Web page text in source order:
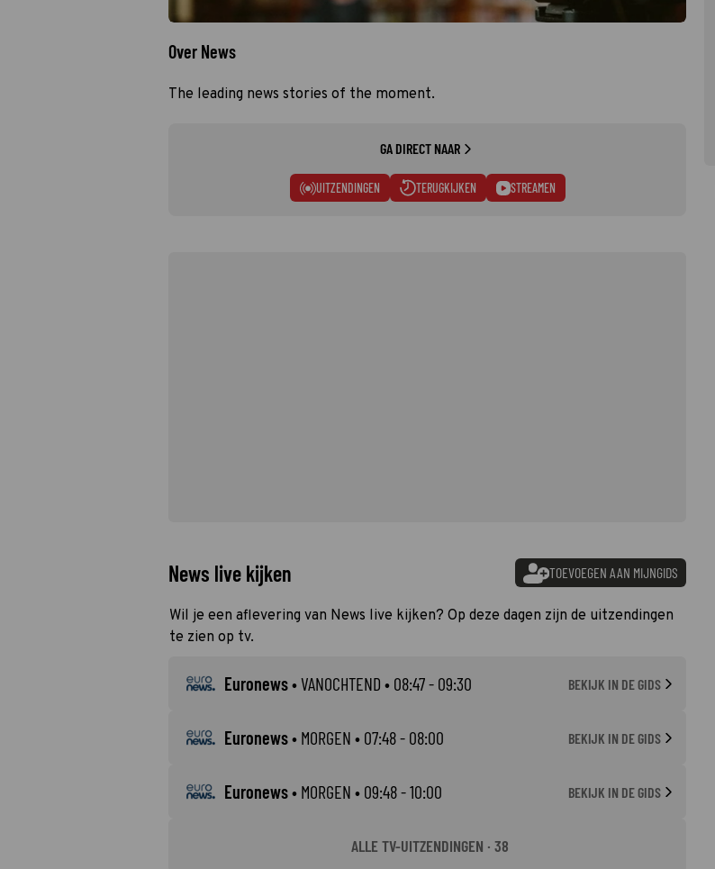
Over News
The leading news stories of the moment.
GA DIRECT NAAR
UITZENDINGEN TERUGKIJKEN STREAMEN
News live kijken TOEVOEGEN AAN MIJNGIDS
Wil je een aflevering van News live kijken? Op deze dagen zijn de uitzendingen
te zien op tv.
Euronews•VANOCHTEND • 08:47 - 09:30 BEKIJK IN DE GIDS
Euronews• MORGEN • 07:48 - 08:00 BEKIJK IN DE GIDS
Euronews• MORGEN • 09:48 - 10:00 BEKIJK IN DE GIDS
ALLE TV-UITZENDINGEN · 38